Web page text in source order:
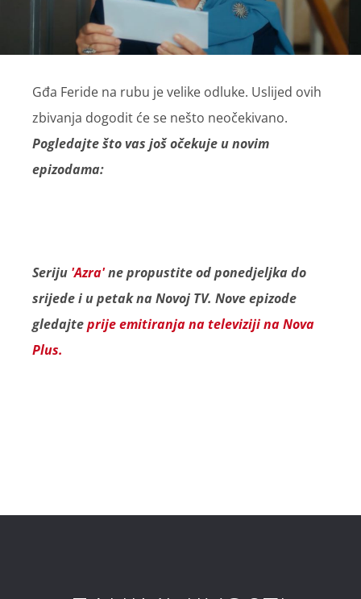
Gđa Feride na rubu je velike odluke. Uslijed ovih
zbivanja dogodit će se nešto neočekivano.
Pogledajte što vas još očekuje u novim
epizodama:
Seriju 'Azra'ne propustite od ponedjeljka do
srijede i u petak na Novoj TV. Nove epizode
gledajteprije emitiranja na televiziji na Nova
Plus.